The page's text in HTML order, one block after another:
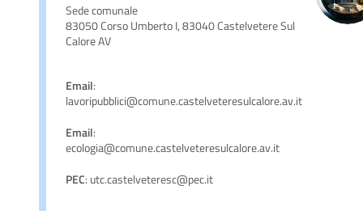
Sede comunale
83050 Corso Umberto I, 83040 Castelvetere Sul
Calore AV
Email:
lavoripubblici@comune.castelveteresulcalore.av.it
Email:
ecologia@comune.castelveteresulcalore.av.it
PEC: utc.castelveteresc@pec.it